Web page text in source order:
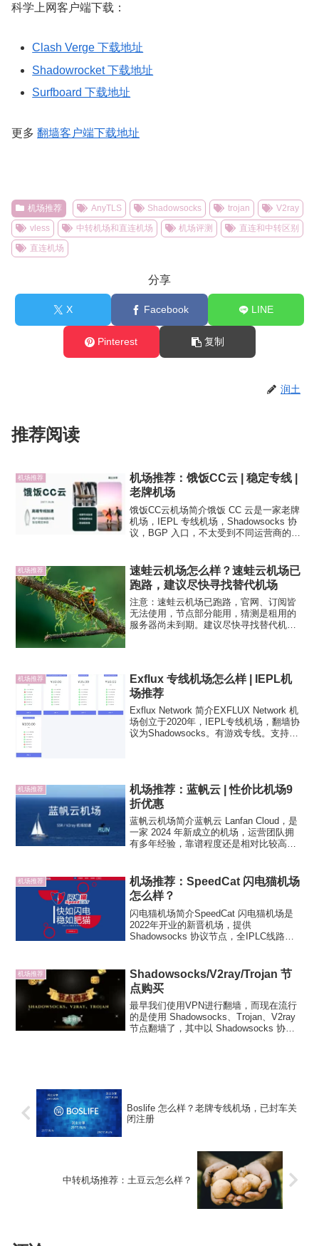
科学上网客户端下载：
Clash Verge 下载地址
Shadowrocket 下载地址
Surfboard 下载地址
更多 翻墙客户端下载地址
机场推荐 AnyTLS Shadowsocks trojan
V2ray
vless
中转机场和直连机场 机场评测
直连和中转区别
直连机场
分享
X Facebook LINE
Pinterest 复制
润土
推荐阅读
机场推荐
机场推荐：饿饭CC云 | 稳定专线 |
老牌机场
饿饭CC云机场简介饿饭 CC 云是一家老牌
机场，IEPL 专线机场，Shadowsocks 协
议，BGP 入口，不太受到不同运营商的限
度的限制，旨在保证绝大部分用户的稳...
机场推荐
速蛙云机场怎么样？速蛙云机场已
跑路，建议尽快寻找替代机场
注意：速蛙云机场已跑路，官网、订阅皆
无法使用，节点部分能用，猜测是租用的
服务器尚未到期。建议尽快寻找替代机场
机场推荐
Exflux 专线机场怎么样 | IEPL机
场推荐
Exflux Network 简介EXFLUX Network 机
场创立于2020年，IEPL专线机场，翻墙协
议为Shadowsocks。有游戏专线。支持
机场推荐
机场推荐：蓝帆云 | 性价比机场9
折优惠
蓝帆云机场简介蓝帆云 Lanfan Cloud，是
一家 2024 年新成立的机场，运营团队拥
有多年经验，靠谱程度还是相对比较高
为一家机场新站，蓝...
机场推荐
机场推荐：SpeedCat 闪电猫机场
怎么样？
闪电猫机场简介SpeedCat 闪电猫机场是
2022年开业的新晋机场，提供
Shadowsocks 协议节点，全IPLC线路，
的 Shadowrocket、C...
机场推荐
Shadowsocks/V2ray/Trojan 节
点购买
最早我们使用VPN进行翻墙，而现在流行
的是使用 Shadowsocks、Trojan、V2ray
节点翻墙了，其中以 Shadowsocks 协议
Boslife 怎么样？老牌专线机场，已封车关
闭注册
中转机场推荐：土豆云怎么样？